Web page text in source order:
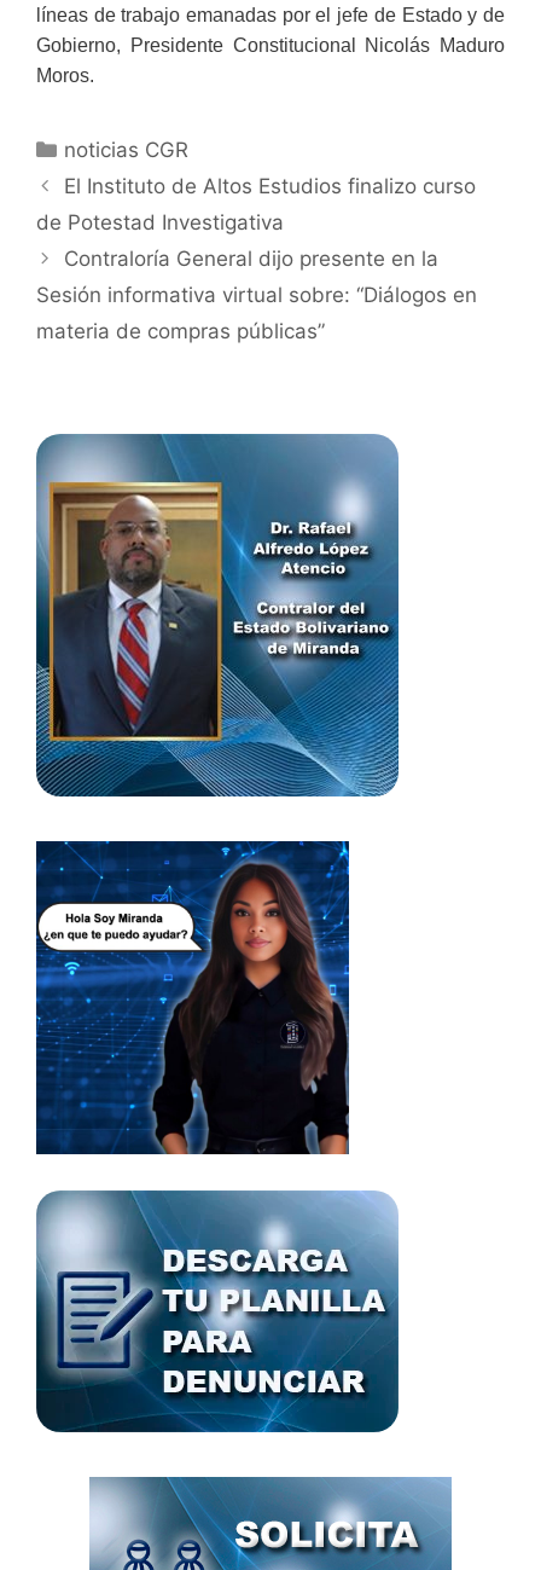
líneas de trabajo emanadas por el jefe de Estado y de
Gobierno, Presidente Constitucional Nicolás Maduro
Moros.
noticias CGR
El Instituto de Altos Estudios finalizo curso
de Potestad Investigativa
Contraloría General dijo presente en la
Sesión informativa virtual sobre: “Diálogos en
materia de compras públicas”